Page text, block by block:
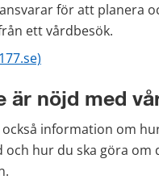
för att planera
ett vårdbesök.
är nöjd med
också information om
och hur du ska göra om